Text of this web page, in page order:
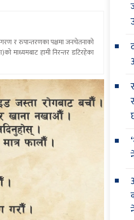
र रुपान्तरणका पक्षमा जनचेतनाको
माध्यमबाट हामी निरन्तर डटिरहेका